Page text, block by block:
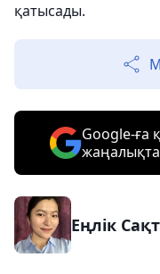
қатысады.
Google-ға
Еңлік